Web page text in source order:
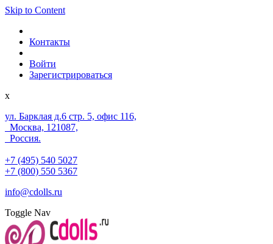
Skip to Content
Контакты
Войти
Зарегистрироваться
x
ул. Барклая д.6 стр. 5, офис 116,
Москва, 121087,
Россия.
+7 (495) 540 5027
+7 (800) 550 5367
info@cdolls.ru
Toggle Nav